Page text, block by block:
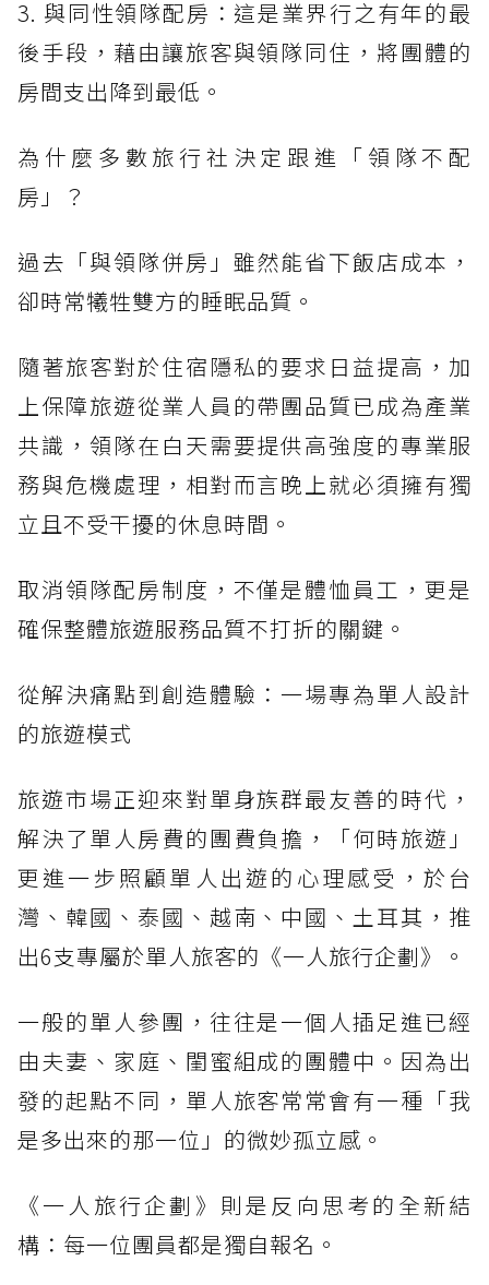
3. 與同性領隊配房：這是業界行之有年的最
後手段，藉由讓旅客與領隊同住，將團體的
房間支出降到最低。
為什麼多數旅行社決定跟進「領隊不配
房」？
過去「與領隊併房」雖然能省下飯店成本，
卻時常犧牲雙方的睡眠品質。
隨著旅客對於住宿隱私的要求日益提高，加
上保障旅遊從業人員的帶團品質已成為產業
共識，領隊在白天需要提供高強度的專業服
務與危機處理，相對而言晚上就必須擁有獨
立且不受干擾的休息時間。
取消領隊配房制度，不僅是體恤員工，更是
確保整體旅遊服務品質不打折的關鍵。
從解決痛點到創造體驗：一場專為單人設計
的旅遊模式
旅遊市場正迎來對單身族群最友善的時代，
解決了單人房費的團費負擔，「何時旅遊」
更進一步照顧單人出遊的心理感受，於台
灣、韓國、泰國、越南、中國、土耳其，推
出6支專屬於單人旅客的《一人旅行企劃》。
一般的單人參團，往往是一個人插足進已經
由夫妻、家庭、閨蜜組成的團體中。因為出
發的起點不同，單人旅客常常會有一種「我
是多出來的那一位」的微妙孤立感。
《一人旅行企劃》則是反向思考的全新結
構：每一位團員都是獨自報名。